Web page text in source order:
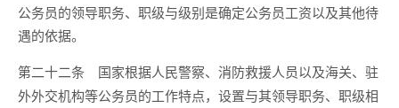
公务员的领导职务、职级与级别是确定公务员工资以及其他待
遇的依据。
第二十二条
国家根据人民警察、消防救援人员以及海关、驻
外外交机构等公务员的工作特点，设置与其领导职务、职级相